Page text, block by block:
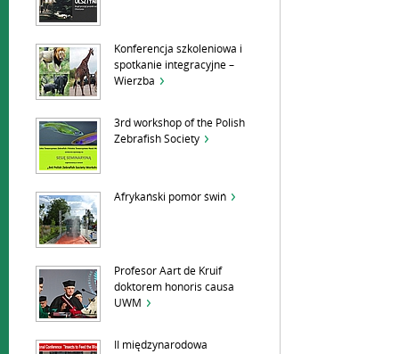
Konferencja szkoleniowa i
spotkanie integracyjne –
Wierzba
3rd workshop of the Polish
Zebrafish Society
Afrykański pomór świń
Profesor Aart de Kruif
doktorem honoris causa
UWM
II międzynarodowa